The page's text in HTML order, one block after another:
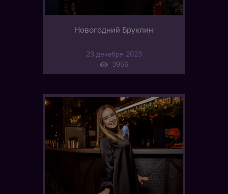
Новогодний Бруклин
23 декабря 2023
3956